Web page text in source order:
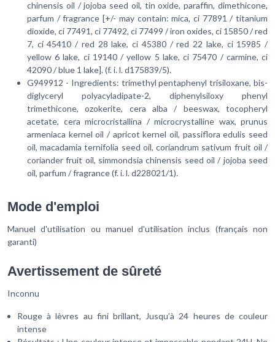
chinensis oil / jojoba seed oil, tin oxide, paraffin, dimethicone,
parfum / fragrance [+/- may contain: mica, ci 77891 / titanium
dioxide, ci 77491, ci 77492, ci 77499 / iron oxides, ci 15850 / red
7, ci 45410 / red 28 lake, ci 45380 / red 22 lake, ci 15985 /
yellow 6 lake, ci 19140 / yellow 5 lake, ci 75470 / carmine, ci
42090 / blue 1 lake]. (f. i. l. d175839/5).
G949912 - Ingredients: trimethyl pentaphenyl trisiloxane, bis-
diglyceryl polyacyladipate-2, diphenylsiloxy phenyl
trimethicone, ozokerite, cera alba / beeswax, tocopheryl
acetate, cera microcristallina / microcrystalline wax, prunus
armeniaca kernel oil / apricot kernel oil, passiflora edulis seed
oil, macadamia ternifolia seed oil, coriandrum sativum fruit oil /
coriander fruit oil, simmondsia chinensis seed oil / jojoba seed
oil, parfum / fragrance (f. i. l. d228021/1).
Mode d'emploi
Manuel d'utilisation ou manuel d'utilisation inclus (français non
garanti)
Avertissement de sûreté
Inconnu
Rouge à lèvres au fini brillant, Jusqu’à 24 heures de couleur
intense